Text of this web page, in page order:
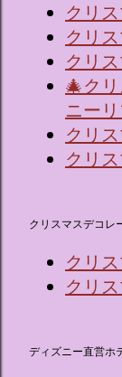
クリ
クリ
クリ
🎄ク
ニー
クリ
クリ
クリスマスデコレ
クリ
クリ
ディズニー直営ホ